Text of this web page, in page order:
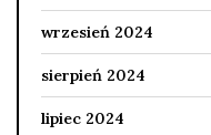
wrzesień 2024
sierpień 2024
lipiec 2024